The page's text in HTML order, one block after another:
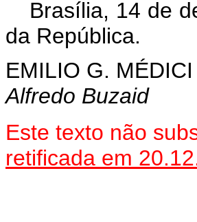
Brasília, 14 de
da República.
EMILIO G. MÉDICI
Alfredo Buzaid
Este texto não
retificada em